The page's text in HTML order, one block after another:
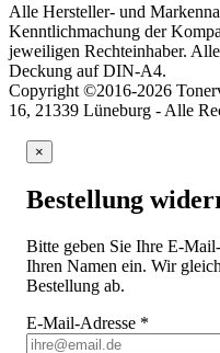
Alle Hersteller- und
Kenntlichmachung der
jeweiligen Rechteinhaber.
Deckung auf DIN-A4.
Copyright ©2016-2026
16, 21339 Lüneburg - Alle
×
Bestellung
Bitte geben Sie Ihre E-
Ihren Namen ein. Wir
Bestellung ab.
E-Mail-Adresse *